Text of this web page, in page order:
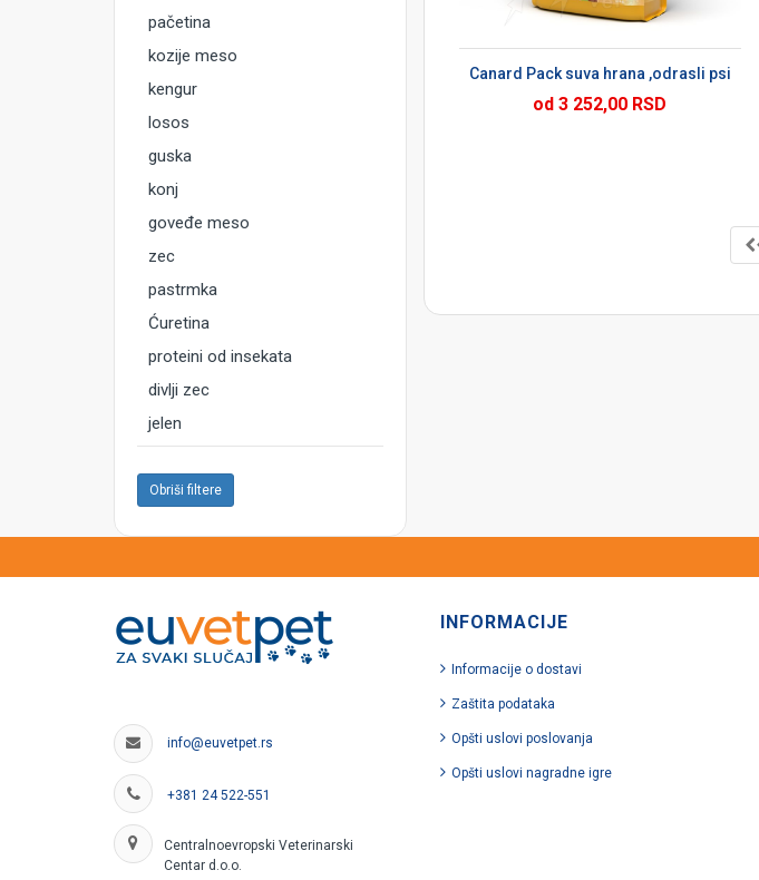
pačetina
kozije meso
kengur
losos
guska
konj
goveđe meso
zec
pastrmka
Ćuretina
proteini od insekata
divlji zec
jelen
Obriši filtere
Canard Pack suva hrana ,odrasli psi
od 3 252,00 RSD
DODAJ U KORPU
info@euvetpet.rs
+381 24 522-551
Centralnoevropski Veterinarski
Centar d.o.o.
INFORMACIJE
Informacije o dostavi
Zaštita podataka
Opšti uslovi poslovanja
Opšti uslovi nagradne igre